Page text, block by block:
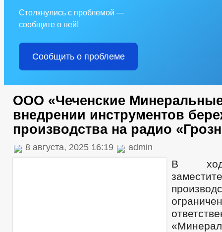
Столкнулись с проблемой —
сообщите о ней!
Сообщить о проблеме
ООО «Чеченские
внедрении инструментов
производства на радио
8 августа, 2025 16:19 admin
В